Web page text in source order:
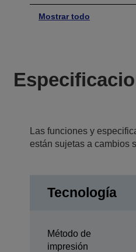
Mostrar todo
Las funciones y
están sujetas a cambios
Tecnología
Método de
impresión